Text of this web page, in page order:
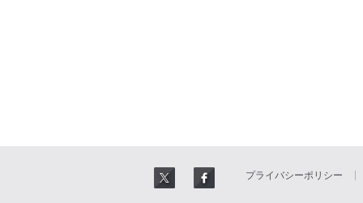
プライバシーポリシー